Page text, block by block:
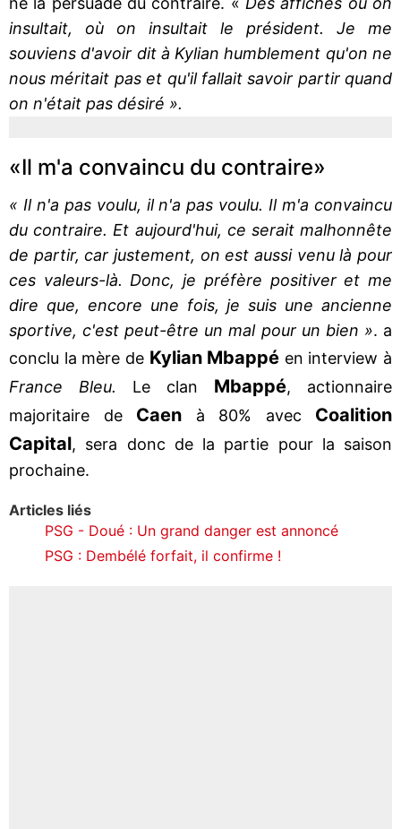
insultait, où on insultait le président. Je me
souviens d'avoir dit à Kylian humblement qu'on ne
nous méritait pas et qu'il fallait savoir partir quand
on n'était pas désiré ».
«Il m'a convaincu du contraire»
« Il n'a pas voulu, il n'a pas voulu. Il m'a convaincu
du contraire. Et aujourd'hui, ce serait malhonnête
de partir, car justement, on est aussi venu là pour
ces valeurs-là. Donc, je préfère positiver et me
dire que, encore une fois, je suis une ancienne
sportive, c'est peut-être un mal pour un bien ». a
conclu la mère de Kylian Mbappé en interview à
France Bleu. Le clan Mbappé, actionnaire
majoritaire de Caen à 80% avec Coalition
Capital, sera donc de la partie pour la saison
prochaine.
Articles liés
PSG - Doué : Un grand danger est annoncé
PSG : Dembélé forfait, il confirme !